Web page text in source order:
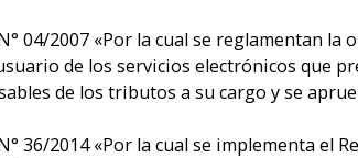
04/2007 «Por la cual se reglamentan
de los servicios electrónicos que
de los tributos a su cargo y se
36/2014 «Por la cual se implementa el